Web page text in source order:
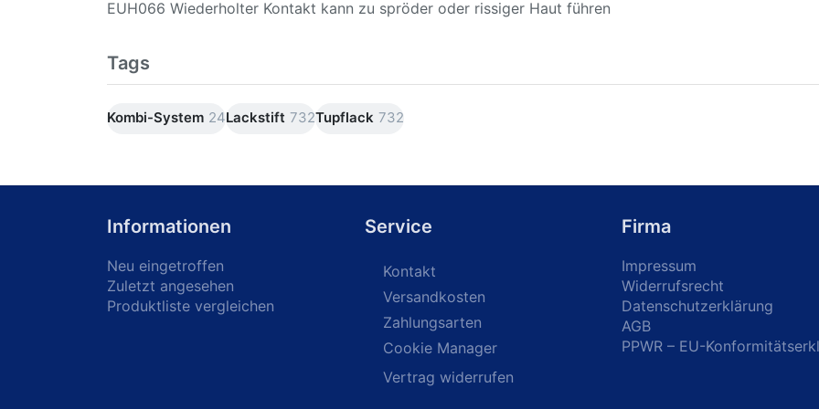
EUH066 Wiederholter Kontakt kann zu spröder oder rissiger Haut führen
Tags
Kombi-System 24Lackstift 732Tupflack 732
Informationen
Neu eingetroffen
Zuletzt angesehen
Produktliste vergleichen
Service
Kontakt
Versandkosten
Zahlungsarten
Cookie Manager
Vertrag widerrufen
Firma
Impressum
Widerrufsrecht
Datenschutzerklärung
AGB
PPWR – EU-